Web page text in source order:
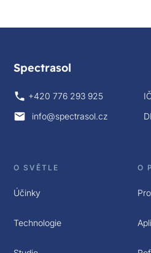
Spectrasol
+420 776 293 925
info@spectrasol.cz
O SVĚTLE
Účinky
Technologie
O